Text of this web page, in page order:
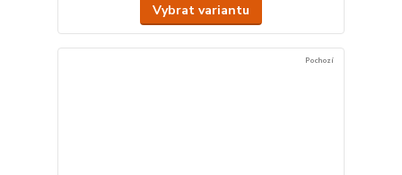
Vybrat variantu
Pochozí